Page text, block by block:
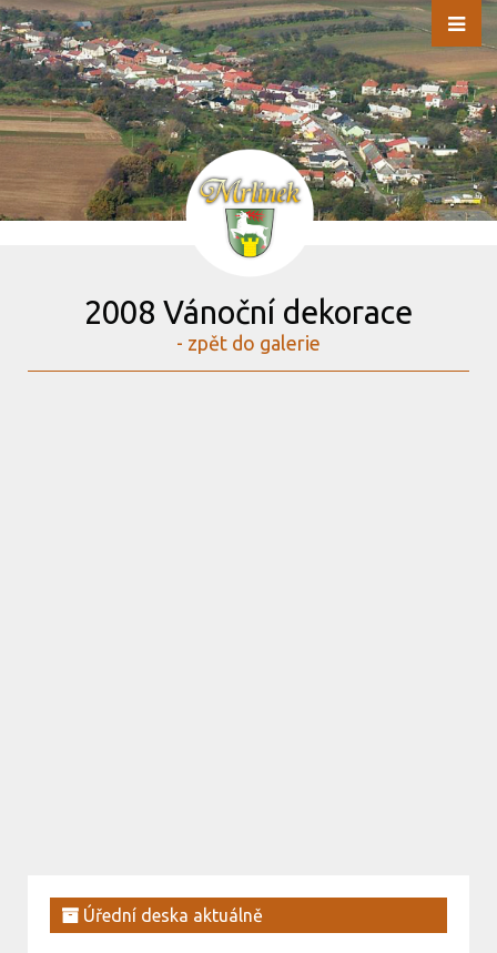
2008 Vánoční dekorace
- zpět do galerie
Úřední deska aktuálně